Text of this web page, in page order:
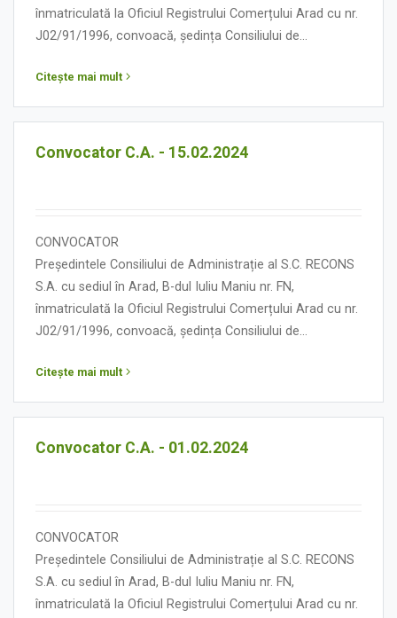
înmatriculată la Oficiul Registrului Comerțului Arad cu nr.
J02/91/1996, convoacă, ședința Consiliului de
cu următoarea:
Citește mai mult
Convocator C.A. - 15.02.2024
CONVOCATOR
Președintele Consiliului de Administrație al S.C. RECONS
S.A. cu sediul în Arad, B-dul Iuliu Maniu nr. FN,
înmatriculată la Oficiul Registrului Comerțului Arad cu nr.
J02/91/1996, convoacă, ședința Consiliului de
cu următoarea:
Citește mai mult
Convocator C.A. - 01.02.2024
CONVOCATOR
Președintele Consiliului de Administrație al S.C. RECONS
S.A. cu sediul în Arad, B-dul Iuliu Maniu nr. FN,
înmatriculată la Oficiul Registrului Comerțului Arad cu nr.